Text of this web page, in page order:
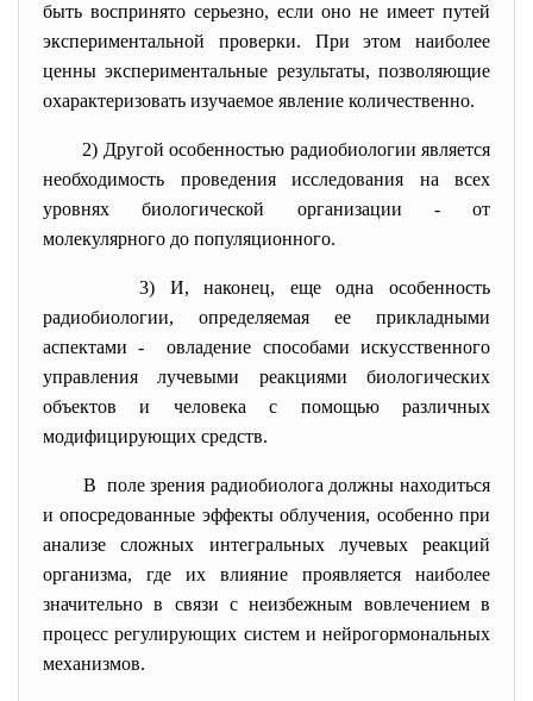
быть воспринято серьезно, если оно не имеет путей
экспериментальной проверки. При этом наиболее
ценны экспериментальные результаты, позволяющие
охарактеризовать изучаемое явление количественно.
2) Другой особенностью радиобиологии является
необходимость проведения исследования на всех
уровнях биологической организации - от
молекулярного до популяционного.
3) И, наконец, еще одна особенность
радиобиологии, определяемая ее прикладными
аспектами - овладение способами искусственного
управления лучевыми реакциями биологических
объектов и человека с помощью различных
модифицирующих средств.
В поле зрения радиобиолога должны находиться
и опосредованные эффекты облучения, особенно при
анализе сложных интегральных лучевых реакций
организма, где их влияние проявляется наиболее
значительно в связи с неизбежным вовлечением в
процесс регулирующих систем и нейрогормональных
механизмов.